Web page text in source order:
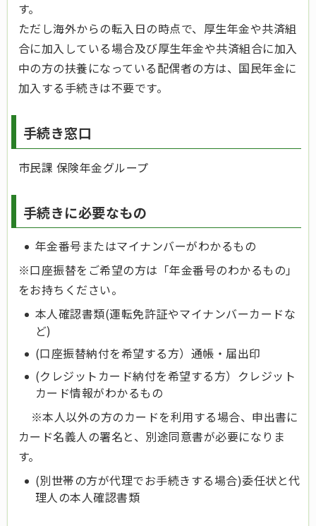
す。
ただし海外からの転入日の時点で、厚生年金や共済組
合に加入している場合及び厚生年金や共済組合に加入
中の方の扶養になっている配偶者の方は、国民年金に
加入する手続きは不要です。
手続き窓口
市民課 保険年金グループ
手続きに必要なもの
年金番号またはマイナンバーがわかるもの
※口座振替をご希望の方は「年金番号のわかるもの」
をお持ちください。
本人確認書類(運転免許証やマイナンバーカードな
ど)
(口座振替納付を希望する方）通帳・届出印
(クレジットカード納付を希望する方）クレジット
カード情報がわかるもの
※本人以外の方のカードを利用する場合、申出書に
カード名義人の署名と、別途同意書が必要になりま
す。
(別世帯の方が代理でお手続きする場合)委任状と代
理人の本人確認書類